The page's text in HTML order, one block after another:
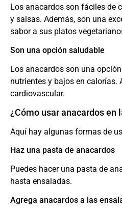
Los anacardos son fáciles de
y salsas. Además, son una
sabor a sus platos
Son una opción saludable
Los anacardos son una
nutrientes y bajos en calorías.
cardiovascular.
¿Cómo usar anacardos en
Aquí hay algunas formas de
Haz una pasta de anacardos
Puedes hacer una pasta de
hasta ensaladas.
Agrega anacardos a las